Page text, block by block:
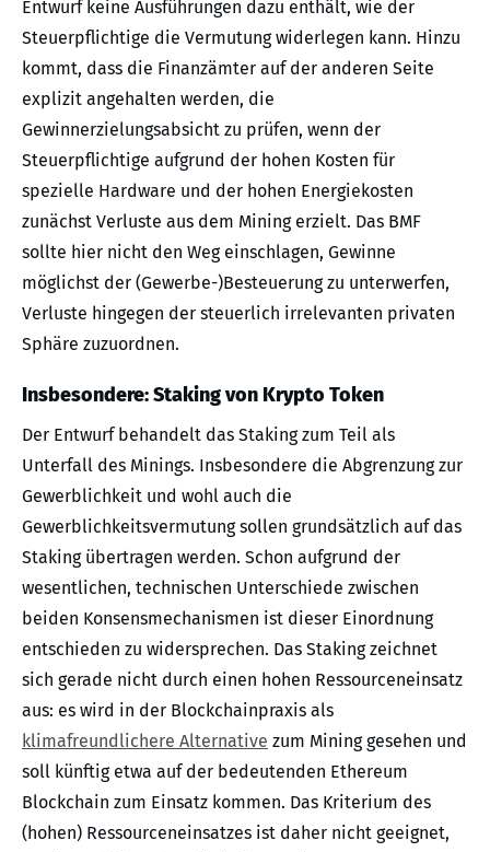
Entwurf keine Ausführungen dazu enthält, wie der
Steuerpflichtige die Vermutung widerlegen kann. Hinzu
kommt, dass die Finanzämter auf der anderen Seite
explizit angehalten werden, die
Gewinnerzielungsabsicht zu prüfen, wenn der
Steuerpflichtige aufgrund der hohen Kosten für
spezielle Hardware und der hohen Energiekosten
zunächst Verluste aus dem Mining erzielt. Das BMF
sollte hier nicht den Weg einschlagen, Gewinne
möglichst der (Gewerbe-)Besteuerung zu unterwerfen,
Verluste hingegen der steuerlich irrelevanten privaten
Sphäre zuzuordnen.
Insbesondere: Staking von Krypto Token
Der Entwurf behandelt das Staking zum Teil als
Unterfall des Minings. Insbesondere die Abgrenzung zur
Gewerblichkeit und wohl auch die
Gewerblichkeitsvermutung sollen grundsätzlich auf das
Staking übertragen werden. Schon aufgrund der
wesentlichen, technischen Unterschiede zwischen
beiden Konsensmechanismen ist dieser Einordnung
entschieden zu widersprechen. Das Staking zeichnet
sich gerade nicht durch einen hohen Ressourceneinsatz
aus: es wird in der Blockchainpraxis als
klimafreundlichere Alternative zum Mining gesehen und
soll künftig etwa auf der bedeutenden Ethereum
Blockchain zum Einsatz kommen. Das Kriterium des
(hohen) Ressourceneinsatzes ist daher nicht geeignet,